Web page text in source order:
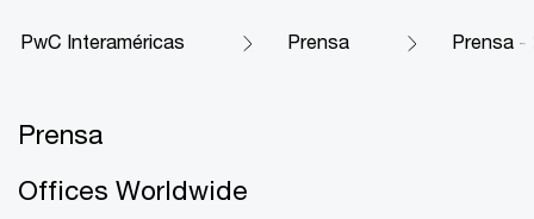
PwC Interaméricas Prensa Prensa -
Prensa
Offices Worldwide